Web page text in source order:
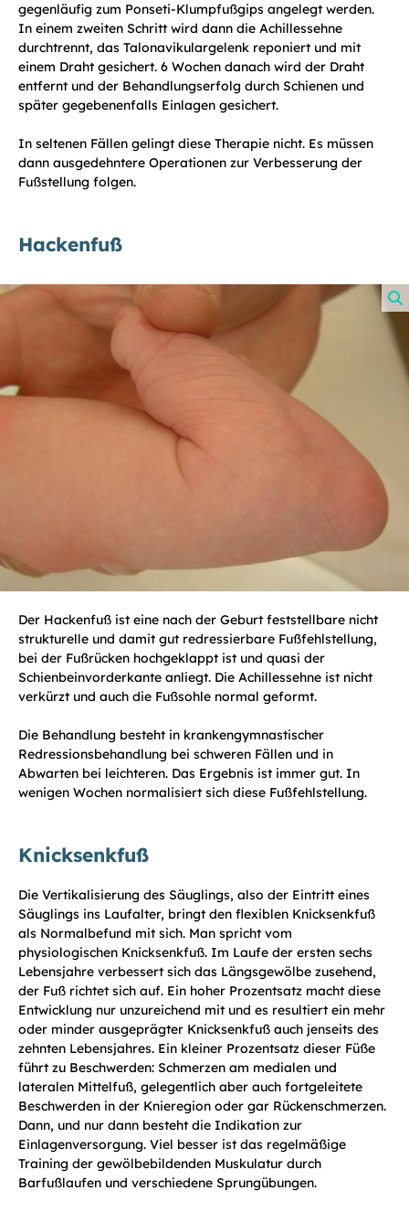
gegenläufig zum Ponseti-Klumpfußgips angelegt werden.
In einem zweiten Schritt wird dann die Achillessehne
durchtrennt, das Talonavikulargelenk reponiert und mit
einem Draht gesichert. 6 Wochen danach wird der Draht
entfernt und der Behandlungserfolg durch Schienen und
später gegebenenfalls Einlagen gesichert.
In seltenen Fällen gelingt diese Therapie nicht. Es müssen
dann ausgedehntere Operationen zur Verbesserung der
Fußstellung folgen.
Hackenfuß
Der Hackenfuß ist eine nach der Geburt feststellbare nicht
strukturelle und damit gut redressierbare Fußfehlstellung,
bei der Fußrücken hochgeklappt ist und quasi der
Schienbeinvorderkante anliegt. Die Achillessehne ist nicht
verkürzt und auch die Fußsohle normal geformt.
Die Behandlung besteht in krankengymnastischer
Redressionsbehandlung bei schweren Fällen und in
Abwarten bei leichteren. Das Ergebnis ist immer gut. In
wenigen Wochen normalisiert sich diese Fußfehlstellung.
Knicksenkfuß
Die Vertikalisierung des Säuglings, also der Eintritt eines
Säuglings ins Laufalter, bringt den flexiblen Knicksenkfuß
als Normalbefund mit sich. Man spricht vom
physiologischen Knicksenkfuß. Im Laufe der ersten sechs
Lebensjahre verbessert sich das Längsgewölbe zusehend,
der Fuß richtet sich auf. Ein hoher Prozentsatz macht diese
Entwicklung nur unzureichend mit und es resultiert ein mehr
oder minder ausgeprägter Knicksenkfuß auch jenseits des
zehnten Lebensjahres. Ein kleiner Prozentsatz dieser Füße
führt zu Beschwerden: Schmerzen am medialen und
lateralen Mittelfuß, gelegentlich aber auch fortgeleitete
Beschwerden in der Knieregion oder gar Rückenschmerzen.
Dann, und nur dann besteht die Indikation zur
Einlagenversorgung. Viel besser ist das regelmäßige
Training der gewölbebildenden Muskulatur durch
Barfußlaufen und verschiedene Sprungübungen.